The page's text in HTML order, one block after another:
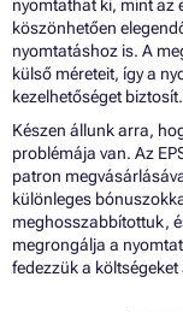
nyomtathat ki, mint az
köszönhetően
nyomtatáshoz is. A
külső méreteit, így a
kezelhetőséget biztosít.
Készen állunk arra,
problémája van. Az
patron
különleges
meghosszabbítottuk,
megrongálja a
fedezzük a